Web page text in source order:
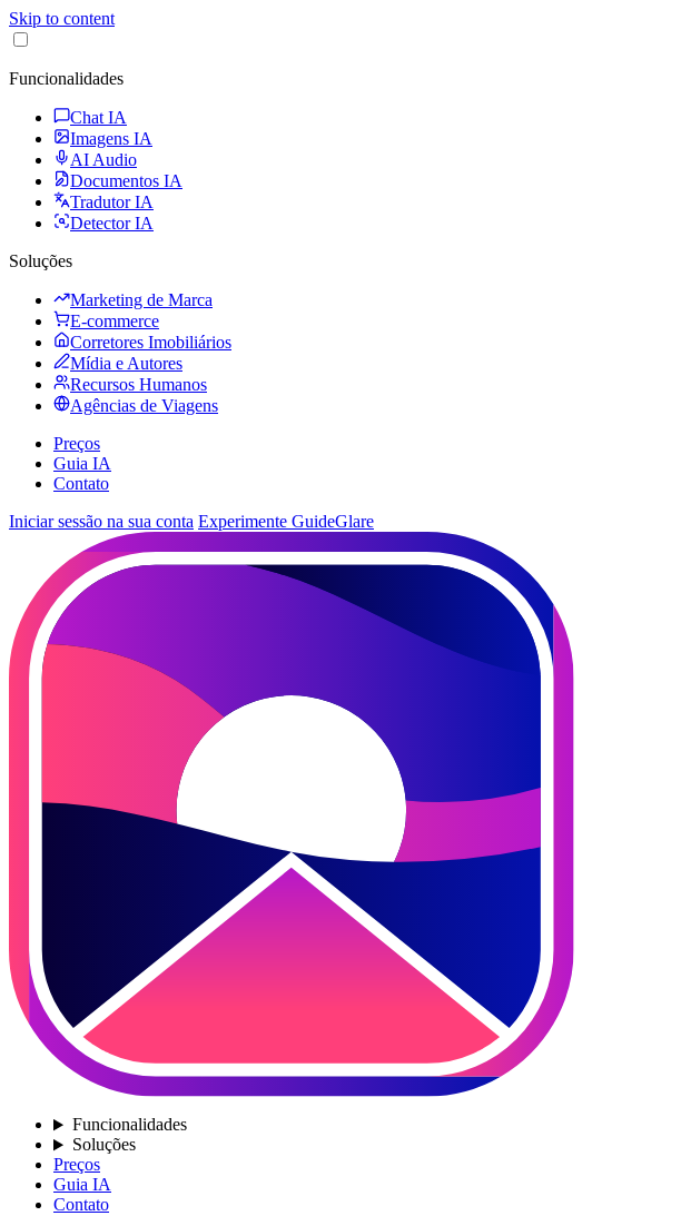
Skip to content
Funcionalidades
Chat IA
Imagens IA
AI Audio
Documentos IA
Tradutor IA
Detector IA
Soluções
Marketing de Marca
E-commerce
Corretores Imobiliários
Mídia e Autores
Recursos Humanos
Agências de Viagens
Preços
Guia IA
Contato
Iniciar sessão na sua conta Experimente GuideGlare
Funcionalidades
Soluções
Preços
Guia IA
Contato